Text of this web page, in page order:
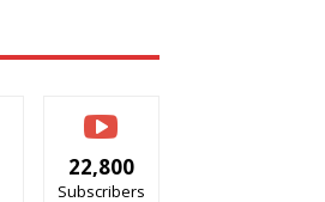
22,800
Subscribers